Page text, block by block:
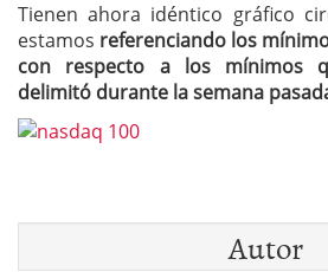
Tienen ahora idéntico gráfico
estamos referenciando los
con respecto a los mínimos
delimitó durante la semana
Autor